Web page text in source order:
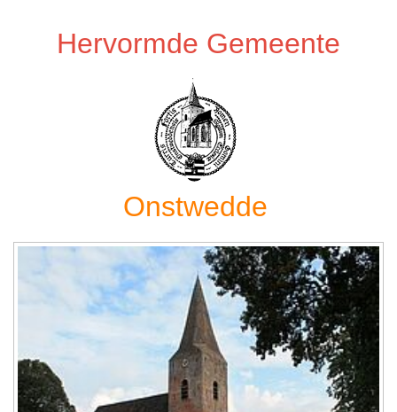
Hervormde Gemeente
Onstwedde